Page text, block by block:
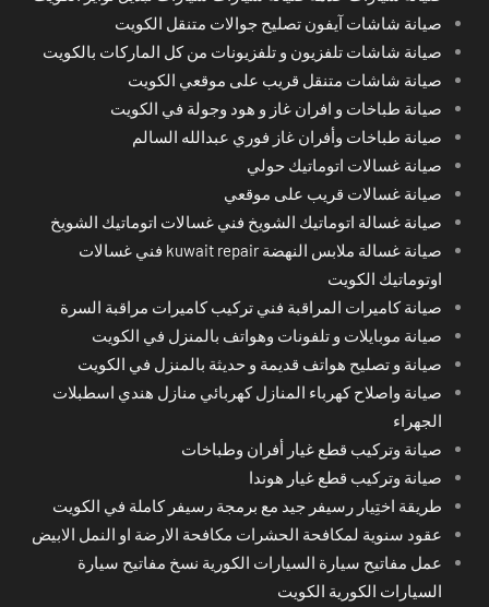
صيانة شاشات آيفون تصليح جوالات متنقل الكويت
صيانة شاشات تلفزيون و تلفزيونات من كل الماركات بالكويت
صيانة شاشات متنقل قريب على موقعي الكويت
صيانة طباخات و افران غاز و هود وجولة في الكويت
صيانة طباخات وأفران غاز فوري عبدالله السالم
صيانة غسالات اتوماتيك حولي
صيانة غسالات قريب على موقعي
صيانة غسالة اتوماتيك الشويخ فني غسالات اتوماتيك الشويخ
صيانة غسالة ملابس النهضة kuwait repair فني غسالات
اوتوماتيك الكويت
صيانة كاميرات المراقبة فني تركيب كاميرات مراقبة السرة
صيانة موبايلات و تلفونات وهواتف بالمنزل في الكويت
صيانة و تصليح هواتف قديمة و حديثة بالمنزل في الكويت
صيانة واصلاح كهرباء المنازل كهربائي منازل هندي اسطبلات
الجهراء
صيانة وتركيب قطع غيار أفران وطباخات
صيانة وتركيب قطع غيار هوندا
طريقة اختِيار رسيفر جيد مع برمجة رسيفر كاملة في الكويت
عقود سنوية لمكافحة الحشرات مكافحة الارضة او النمل الابيض
عمل مفاتيح سيارة السيارات الكورية نسخ مفاتيح سيارة
السيارات الكورية الكويت